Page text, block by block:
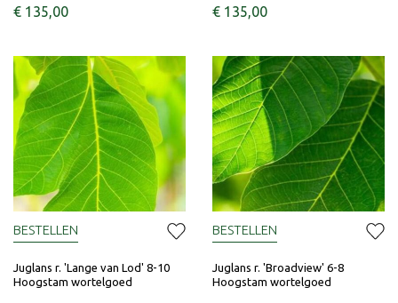
€ 135,00 € 135,00
Juglans r. 'Lange van Lod' 8-10
Hoogstam wortelgoed
BESTELLEN
Juglans r. 'Broadview' 6-8
Hoogstam wortelgoed
BESTELLEN